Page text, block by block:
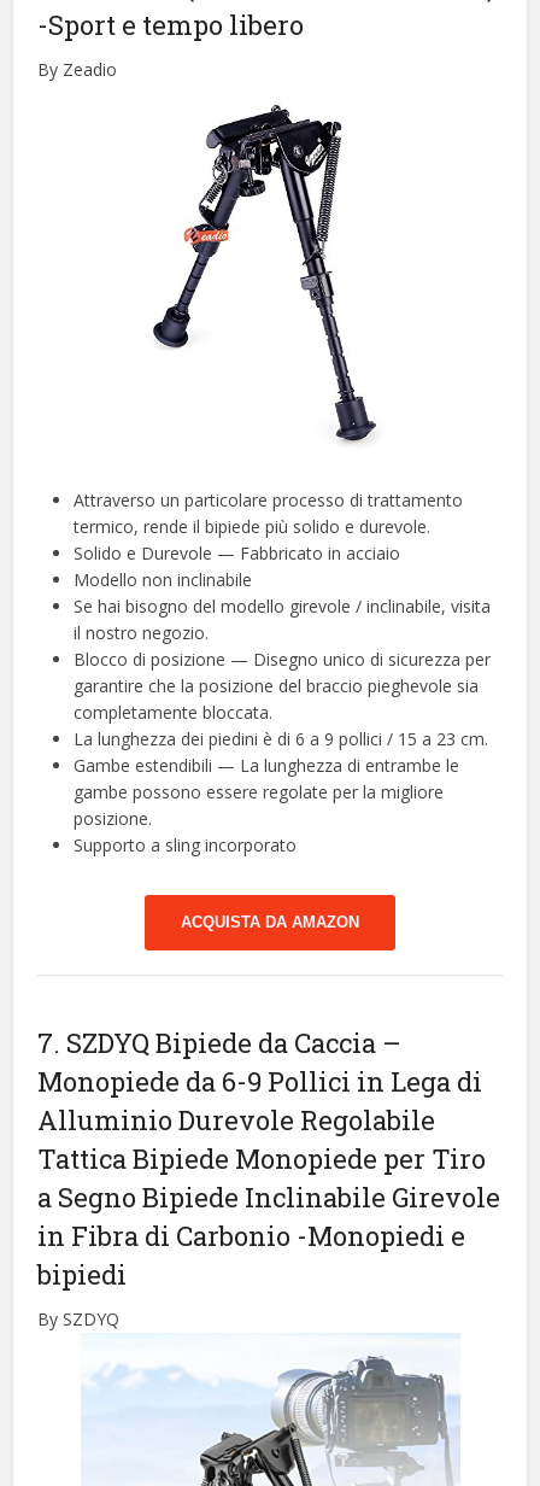
-Sport e tempo libero
By Zeadio
Attraverso un particolare processo di trattamento
termico, rende il bipiede più solido e durevole.
Solido e Durevole — Fabbricato in acciaio
Modello non inclinabile
Se hai bisogno del modello girevole / inclinabile, visita
il nostro negozio.
Blocco di posizione — Disegno unico di sicurezza per
garantire che la posizione del braccio pieghevole sia
completamente bloccata.
La lunghezza dei piedini è di 6 a 9 pollici / 15 a 23 cm.
Gambe estendibili — La lunghezza di entrambe le
gambe possono essere regolate per la migliore
posizione.
Supporto a sling incorporato
ACQUISTA DA AMAZON
7. SZDYQ Bipiede da Caccia –
Monopiede da 6-9 Pollici in Lega di
Alluminio Durevole Regolabile
Tattica Bipiede Monopiede per Tiro
a Segno Bipiede Inclinabile Girevole
in Fibra di Carbonio -Monopiedi e
bipiedi
By SZDYQ